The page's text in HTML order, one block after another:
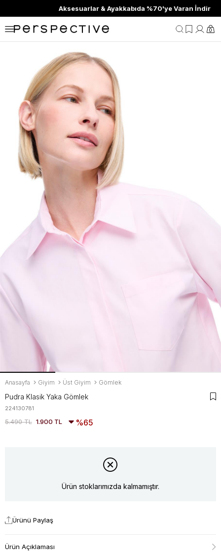
Aksesuarlar & Ayakkabıda %70'ye Varan İndirim
0
Anasayfa Giyim Üst Giyim Gömlek
Pudra Klasik Yaka Gömlek
224130781
5.490 TL 1.900 TL 65
Ürün stoklarımızda kalmamıştır.
Ürünü Paylaş
Ürün Açıklaması